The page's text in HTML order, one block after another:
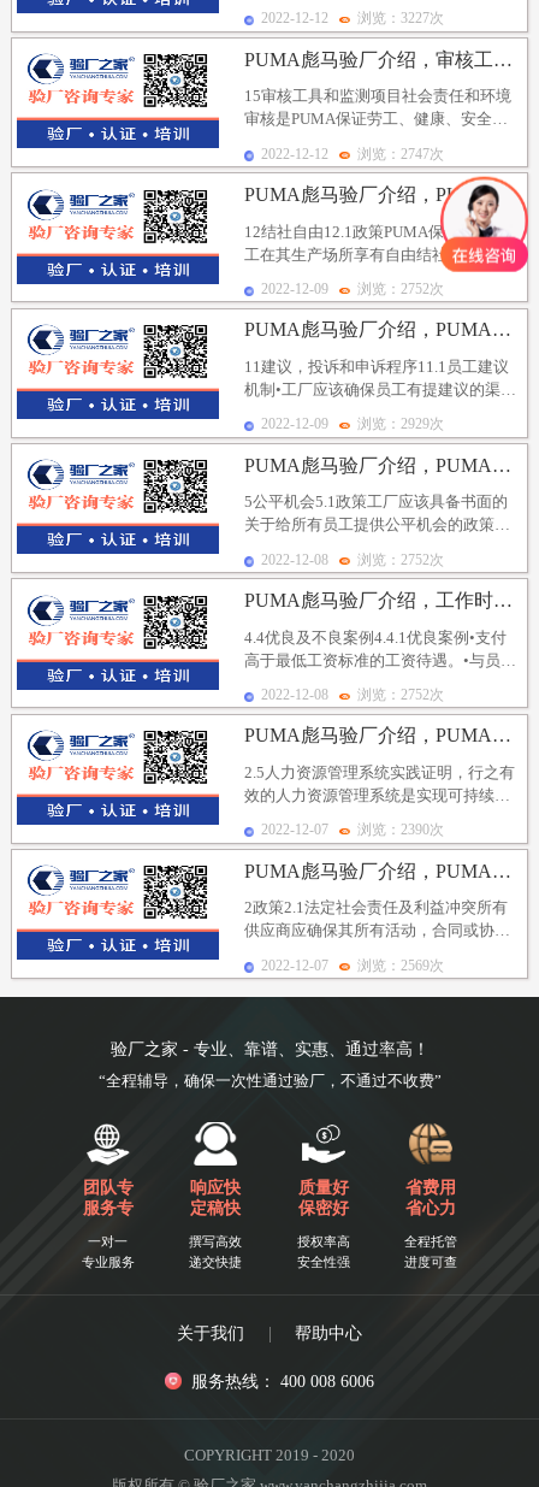
两个月后，或八个...
2022-12-12 浏览：3227次
PUMA彪马验厂介绍，审核工具和监测项目/新工厂申请...
15审核工具和监测项目社会责任和环境
审核是PUMA保证劳工、健康、安全和
商或合资企业执...
2022-12-12 浏览：2747次
PUMA彪马验厂介绍，PUMA彪马社会责任劳工标准-...
12结社自由12.1政策PUMA保证所有员
工在其生产场所享有自由结社，组织或
参加工会及其他行业组织，并有权进行
集体谈判的...
2022-12-09 浏览：2752次
PUMA彪马验厂介绍，PUMA彪马社会责任劳工标准-...
11建议，投诉和申诉程序11.1员工建议
机制•工厂应该确保员工有提建议的渠道
(如生产程序和工作环境改进等)。•工厂
应该肯...
2022-12-09 浏览：2929次
PUMA彪马验厂介绍，PUMA彪马社会责任劳工标准-...
5公平机会5.1政策工厂应该具备书面的
关于给所有员工提供公平机会的政策。
职、社会福利给...
2022-12-08 浏览：2752次
PUMA彪马验厂介绍，工作时间和休息日优良及不良案例
4.4优良及不良案例4.4.1优良案例•支付
高于最低工资标准的工资待遇。•与员工
体协议...
2022-12-08 浏览：2752次
PUMA彪马验厂介绍，PUMA彪马社会责任劳工标准-...
2.5人力资源管理系统实践证明，行之有
效的人力资源管理系统是实现可持续社
会责任和遵守法律法规的关键。除了满
足行为守则和法...
2022-12-07 浏览：2390次
PUMA彪马验厂介绍，PUMA彪马社会责任劳工标准-...
2政策2.1法定社会责任及利益冲突所有
供应商应确保其所有活动，合同或协
际法规的要求。若...
2022-12-07 浏览：2569次
验厂之家 - 专业、靠谱、实惠、通过率高！
“全程辅导，确保一次性通过验厂，不通过不收费”
团队专
服务专
一对一
专业服务
响应快
定稿快
撰写高效
递交快捷
质量好
保密好
授权率高
安全性强
省费用
省心力
全程托管
进度可查
关于我们 | 帮助中心
服务热线： 400 008 6006
COPYRIGHT 2019 - 2020